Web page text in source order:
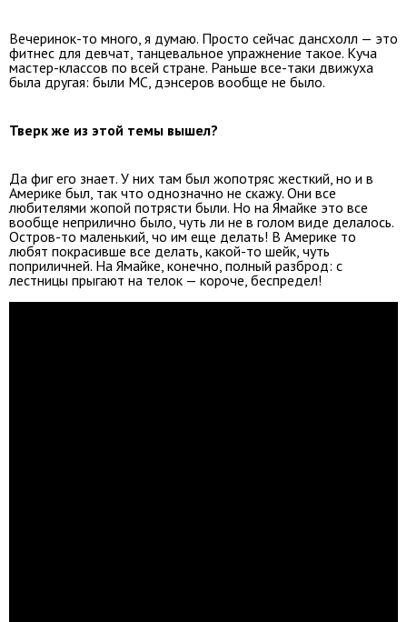
Вечеринок-то много, я думаю. Просто сейчас дансхолл — это
фитнес для девчат, танцевальное упражнение такое. Куча
мастер-классов по всей стране. Раньше все-таки движуха
была другая: были МС, дэнсеров вообще не было.
Тверк же из этой темы вышел?
Да фиг его знает. У них там был жопотряс жесткий, но и в
Америке был, так что однозначно не скажу. Они все
любителями жопой потрясти были. Но на Ямайке это все
вообще неприлично было, чуть ли не в голом виде делалось.
Остров-то маленький, чо им еще делать! В Америке то
любят покрасивше все делать, какой-то шейк, чуть
поприличней. На Ямайке, конечно, полный разброд: с
лестницы прыгают на телок — короче, беспредел!